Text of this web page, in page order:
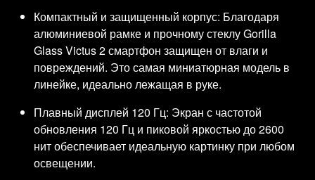
Компактный и защищенный корпус: Благодаря
алюминиевой рамке и прочному стеклу Gorilla
Glass Victus 2 смартфон защищен от влаги и
повреждений. Это самая миниатюрная модель в
линейке, идеально лежащая в руке.
Плавный дисплей 120 Гц: Экран с частотой
обновления 120 Гц и пиковой яркостью до 2600
нит обеспечивает идеальную картинку при любом
освещении.